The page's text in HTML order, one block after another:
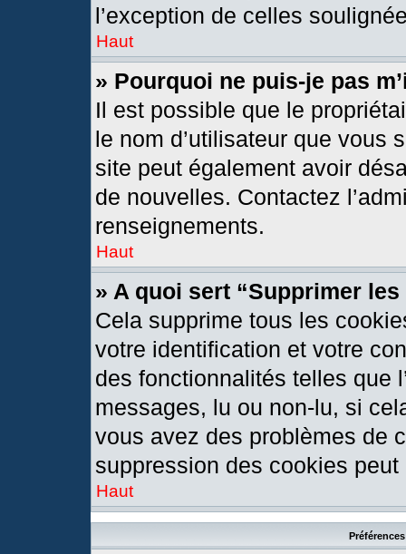
l’exception de celles
Haut
» Pourquoi ne puis-je pas
Il est possible que le
le nom d’utilisateur que vous
site peut également avoir
de nouvelles. Contactez
renseignements.
Haut
» A quoi sert “Supprimer
Cela supprime tous les
votre identification et votre
des fonctionnalités telles que
messages, lu ou non-lu, si
vous avez des problèmes de
suppression des cookies peut
Haut